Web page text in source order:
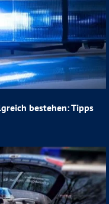
bestehen: Tipps